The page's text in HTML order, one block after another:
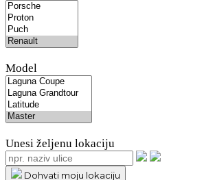
Model
Unesi željenu lokaciju
Dohvati moju lokaciju